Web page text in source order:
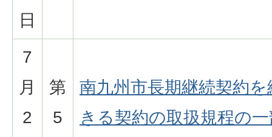
日
7
月
2
第
5
南九州市長期継続契約
きる契約の取扱規程の